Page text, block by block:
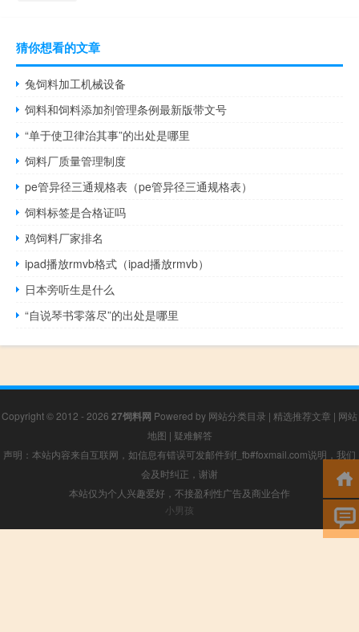
猜你想看的文章
兔饲料加工机械设备
饲料和饲料添加剂管理条例最新版带文号
“单于使卫律治其事”的出处是哪里
饲料厂质量管理制度
pe管异径三通规格表（pe管异径三通规格表）
饲料标签是合格证吗
鸡饲料厂家排名
ipad播放rmvb格式（ipad播放rmvb）
日本旁听生是什么
“自说琴书零落尽”的出处是哪里
Copyright © 2012 - 2026 27饲料网 Powered by 网站分类目录 | 精选推荐文章 | 网站
地图 | 疑难解答
声明：本站内容来自互联网，如信息有错误可发邮件到f_fb#foxmail.com说明，我们
会及时纠正，谢谢
本站仅为个人兴趣爱好，不接盈利性广告及商业合作
小男孩